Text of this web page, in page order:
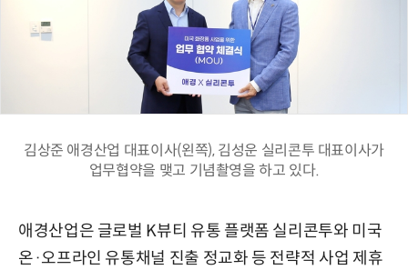
김상준 애경산업 대표이사(왼쪽), 김성운 실리콘투 대표이사가
업무협약을 맺고 기념촬영을 하고 있다.
애경산업은 글로벌 K뷰티 유통 플랫폼 실리콘투와 미국
온·오프라인 유통채널 진출 정교화 등 전략적 사업 제휴